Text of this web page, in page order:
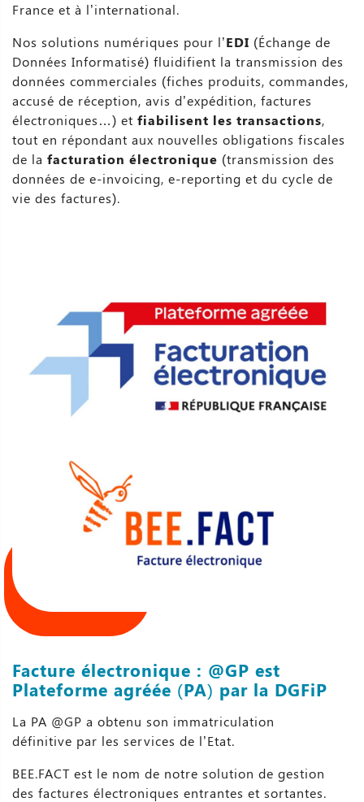
France et à l’international.
Nos solutions numériques pour l’EDI (Échange de
Données Informatisé) fluidifient la transmission des
données commerciales (fiches produits, commandes,
accusé de réception, avis d’expédition, factures
électroniques…) et fiabilisent les transactions,
tout en répondant aux nouvelles obligations fiscales
de la facturation électronique (transmission des
données de e-invoicing, e-reporting et du cycle de
vie des factures).
Facture électronique : @GP est
Plateforme agréée (PA) par la DGFiP
La PA @GP a obtenu son immatriculation
définitive par les services de l’Etat.
BEE.FACT est le nom de notre solution de gestion
des factures électroniques entrantes et sortantes.